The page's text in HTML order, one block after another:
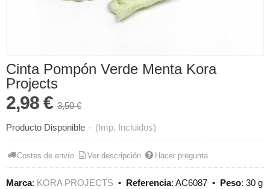
Cinta Pompón Verde Menta Kora
Projects
2,98 € 3,50 €
Producto Disponible - (Imp. Incluidos)
Costes de envío Ver descripción Hacer pregunta
Marca: KORA PROJECTS • Referencia: AC6087 • Peso: 30 g